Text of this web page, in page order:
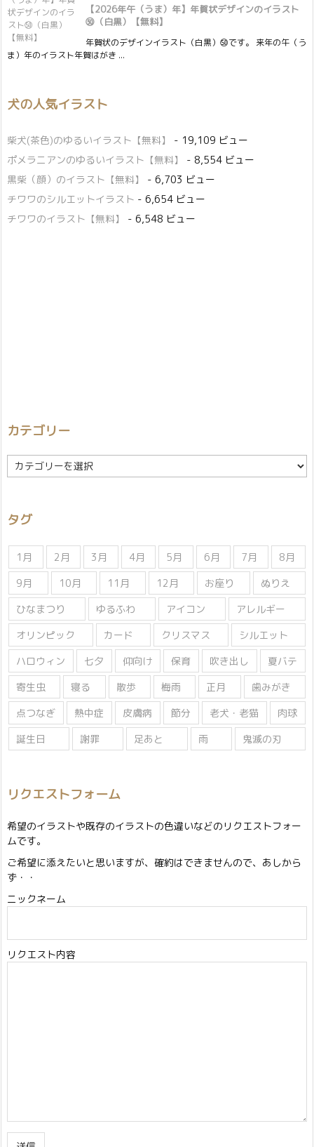
【2026年午（うま）年】年賀状デザインのイラスト
㊿（白黒）【無料】
年賀状のデザインイラスト（白黒）㊿です。 来年の午（う
ま）年のイラスト年賀はがき ...
犬の人気イラスト
柴犬(茶色)のゆるいイラスト【無料】
- 19,109 ビュー
ポメラニアンのゆるいイラスト【無料】
- 8,554 ビュー
黒柴（顔）のイラスト【無料】
- 6,703 ビュー
チワワのシルエットイラスト - 6,654 ビュー
チワワのイラスト【無料】
- 6,548 ビュー
カテゴリー
カ
テ
ー
タグ
1月 2月 3月 4月 5月 6月 7月
8月
9月
10月 11月 12月 お座り
ぬりえ
ひなまつり
ゆるふわ アイコン
アレルギー
オリンピック
カード クリスマス
シルエット
ハロウィン
七夕 仰向け 保育 吹き出し
夏バテ
寄生虫
寝る 散歩 梅雨 正月
歯みがき
点つなぎ
熱中症 皮膚病 節分 老犬・老猫
肉球
誕生日
謝罪 足あと 雨 鬼滅の刃
リクエストフォーム
希望のイラストや既存のイラストの色違いなどのリクエストフォー
ムです。
ご希望に添えたいと思いますが、確約はできませんので、あしから
ず・・
ニックネーム
リクエスト内容